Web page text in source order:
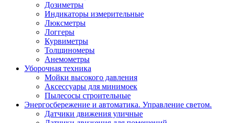
Дозиметры
Индикаторы измерительные
Люксметры
Логгеры
Курвиметры
Толщиномеры
Анемометры
Уборочная техника
Мойки высокого давления
Аксессуары для минимоек
Пылесосы строительные
Энергосбережение и автоматика. Управление светом.
Датчики движения уличные